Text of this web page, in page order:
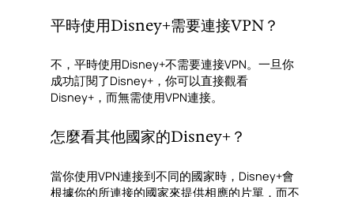
平時使用Disney+需要連接VPN？
不，平時使用Disney+不需要連接VPN。一旦你
成功訂閱了Disney+，你可以直接觀看
Disney+，而無需使用VPN連接。
怎麼看其他國家的Disney+？
當你使用VPN連接到不同的國家時，Disney+會
根據你的所連接的國家來提供相應的片單，而不